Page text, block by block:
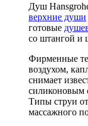
Душ
верхние души
готовые
со штангой и
Фирменные
воздухом,
снимает
силиконовым
Типы струи
массажного